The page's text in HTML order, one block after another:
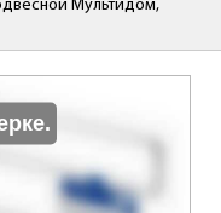
Мультидом,